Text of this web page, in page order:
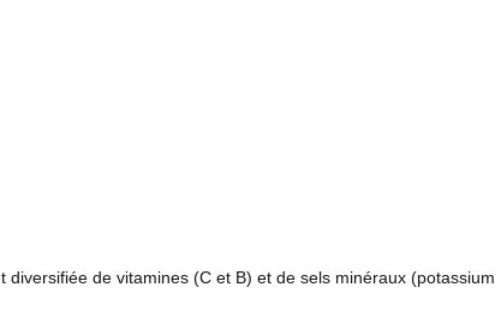
de vitamines (C et B) et de sels minéraux (potassium